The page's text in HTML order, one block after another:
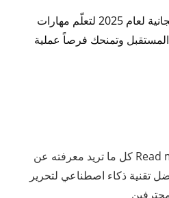
اكتشف أفضل الشهادات المجانية لعام 2025 لتعلّم مهارات
وتمنحك فرصاً عملية